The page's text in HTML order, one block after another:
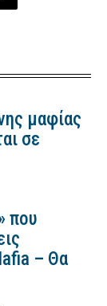
μαφίας
σε
που
– Θα